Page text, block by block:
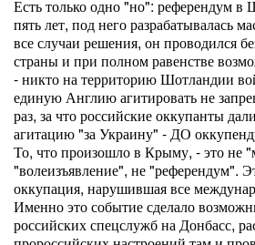
Есть только одно "но": референдум в
пять лет, под него разрабатывалась
все случаи решения, он проводился
страны и при полном равенстве
- никто на территорию Шотландии
единую Англию агитировать не
раз, за что российские оккупанты
агитацию "за Украину" - ДО
То, что произошло в Крыму, - это не
"волеизъявление", не "референдум".
оккупация, нарушившая все
Именно это событие сделало
российских спецслужб на Донбасс,